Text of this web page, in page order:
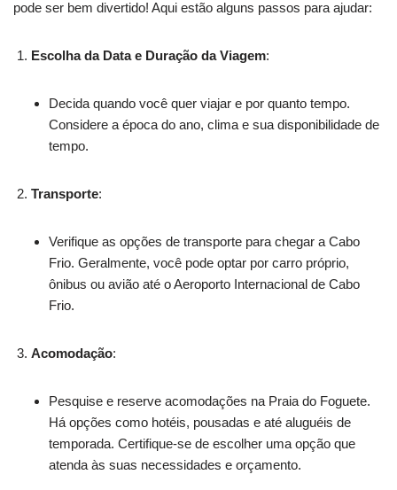
pode ser bem divertido! Aqui estão alguns passos para ajudar:
Escolha da Data e Duração da Viagem:
Decida quando você quer viajar e por quanto tempo.
Considere a época do ano, clima e sua disponibilidade de
tempo.
Transporte:
Verifique as opções de transporte para chegar a Cabo
Frio. Geralmente, você pode optar por carro próprio,
ônibus ou avião até o Aeroporto Internacional de Cabo
Frio.
Acomodação:
Pesquise e reserve acomodações na Praia do Foguete.
Há opções como hotéis, pousadas e até aluguéis de
temporada. Certifique-se de escolher uma opção que
atenda às suas necessidades e orçamento.